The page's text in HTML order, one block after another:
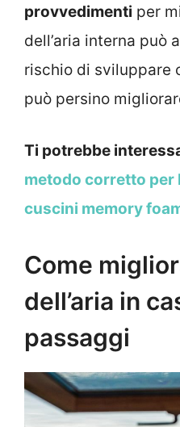
provvedimenti per
dell’aria interna può
rischio di sviluppare
può persino
Ti potrebbe
metodo corretto per
cuscini memory
Come
dell’aria in
passaggi